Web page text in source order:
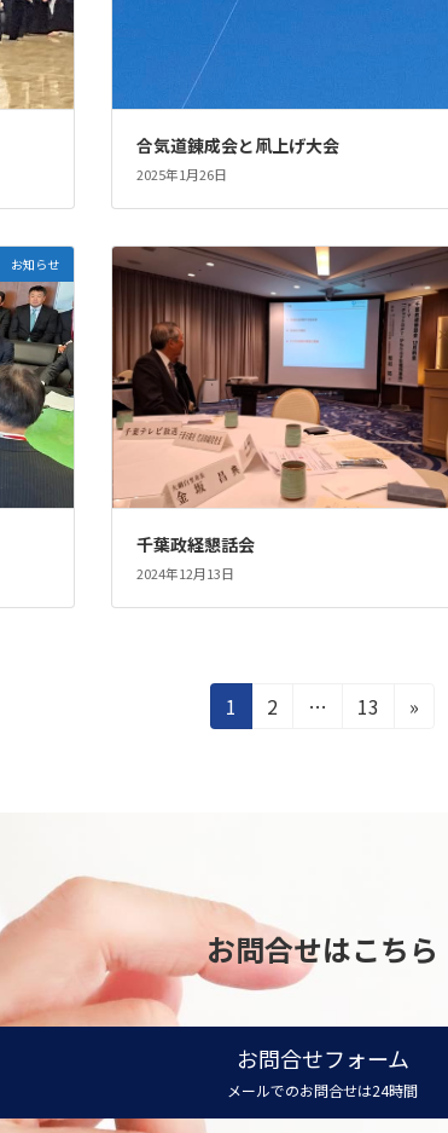
合気道錬成会と凧上げ大会
2025年1月26日
お知らせ
千葉政経懇話会
2024年12月13日
固
定
1
固
2 …
固
13 »
お問合せはこちら
お問合せフォーム
メールでのお問合せは24時間